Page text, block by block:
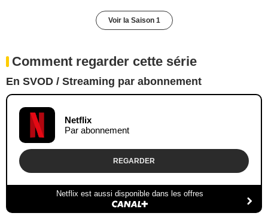
Voir la Saison 1
Comment regarder cette série
En SVOD / Streaming par abonnement
Netflix
Par abonnement
REGARDER
Netflix est aussi disponible dans les offres